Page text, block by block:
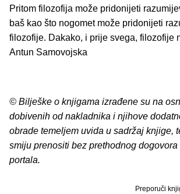
Pritom filozofija može pridonijeti
baš kao što nogomet može pridonijeti
filozofije. Dakako, i prije svega, filozofije
Antun Samovojska
© Bilješke o knjigama izrađene su na
dobivenih od nakladnika i njihove
obrade temeljem uvida u sadržaj knjige,
smiju prenositi bez prethodnog
portala.
Preporuči